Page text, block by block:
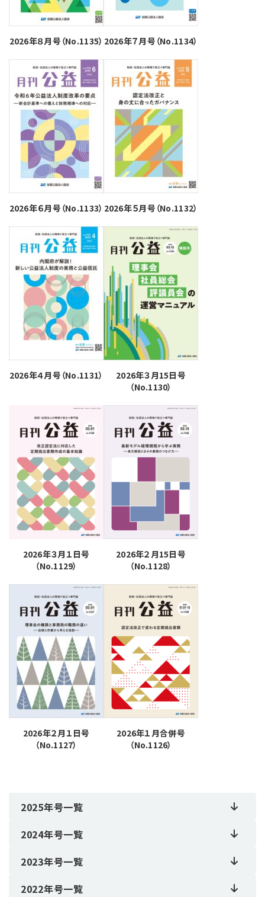
2026年８月号（No.1135） 2026年７月号（No.1134）
2026年６月号（No.1133） 2026年５月号（No.1132）
2026年４月号（No.1131）
2026年３月15日号
（No.1130）
2026年３月１日号
（No.1129）
2026年２月15日号
（No.1128）
2026年２月１日号
（No.1127）
2026年１月合併号
（No.1126）
2025年号一覧
2024年号一覧
2023年号一覧
2022年号一覧